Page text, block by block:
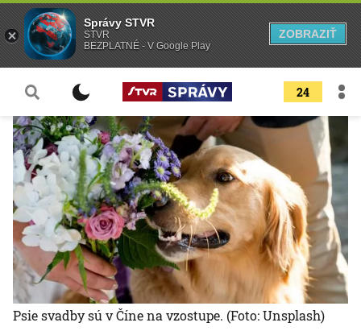
24
Psie svadby sú v Číne na vzostupe. (Foto: Unsplash)
Správy STVR
STVR
BEZPLATNÉ - V Google Play
ZOBRAZIŤ